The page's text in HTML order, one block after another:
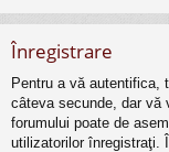
Înregistrare
Pentru a vă autentifica,
câteva secunde, dar vă
forumului poate de
utilizatorilor înregistraţi.